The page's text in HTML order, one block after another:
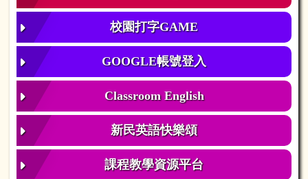
校園打字GAME
GOOGLE帳號登入
Classroom English
新民英語快樂頌
課程教學資源平台